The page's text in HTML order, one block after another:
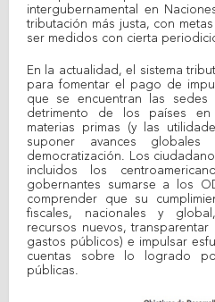
intergubernamental en
tributación más justa, con
ser medidos con cierta
En la actualidad, el sistema
para fomentar el pago de
que se encuentran las sedes
detrimento de los países
materias primas (y las
suponer avances
democratización. Los
incluidos los
gobernantes sumarse a los
comprender que su
fiscales, nacionales y
recursos nuevos,
gastos públicos) e impulsar
cuentas sobre lo logrado
públicas.